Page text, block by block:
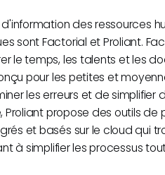
des ressources
sont Factorial et Proliant.
le temps, les talents et les
pour les petites et
les erreurs et de simplifier
Proliant propose des outils
et basés sur le cloud qui
à simplifier les processus